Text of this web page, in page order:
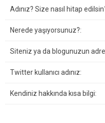
Adınız? Size nasıl hitap
Nerede yaşıyorsunuz?:
Siteniz ya da blogunuzun
Twitter kullanıcı adınız:
Kendiniz hakkında kısa bilgi: